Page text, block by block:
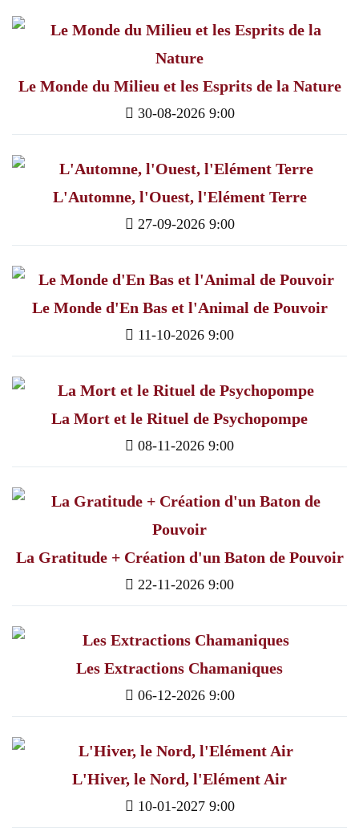
Le Monde du Milieu et les Esprits de la Nature
30-08-2026 9:00
L'Automne, l'Ouest, l'Elément Terre
27-09-2026 9:00
Le Monde d'En Bas et l'Animal de Pouvoir
11-10-2026 9:00
La Mort et le Rituel de Psychopompe
08-11-2026 9:00
La Gratitude + Création d'un Baton de Pouvoir
22-11-2026 9:00
Les Extractions Chamaniques
06-12-2026 9:00
L'Hiver, le Nord, l'Elément Air
10-01-2027 9:00